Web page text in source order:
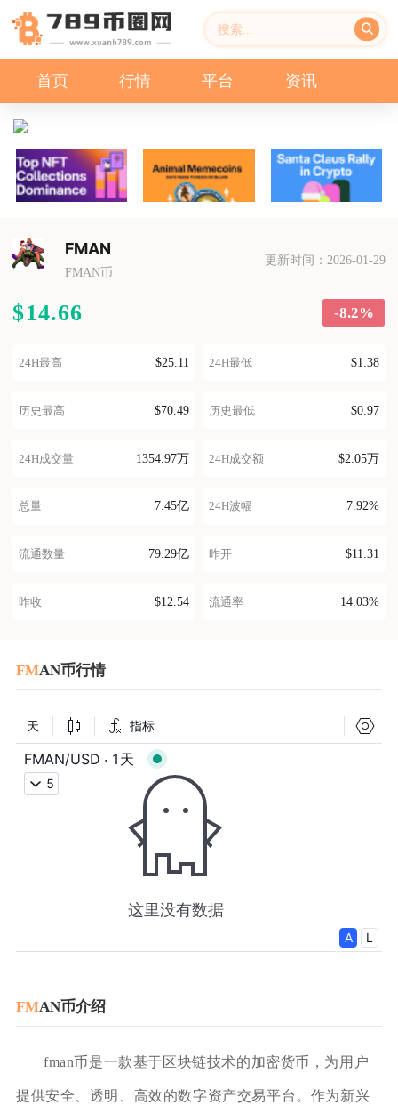
首页 行情 平台 资讯
FMAN
FMAN币
更新时间：2026-01-29
$14.66 -8.2%
24H最高 $25.11 24H最低 $1.38
历史最高 $70.49 历史最低 $0.97
24H成交量 1354.97万 24H成交额 $2.05万
总量 7.45亿 24H波幅 7.92%
流通数量 79.29亿 昨开 $11.31
昨收 $12.54 流通率 14.03%
FMAN币行情
FMAN币介绍
fman币是一款基于区块链技术的加密货币，为用户
提供安全、透明、高效的数字资产交易平台。作为新兴